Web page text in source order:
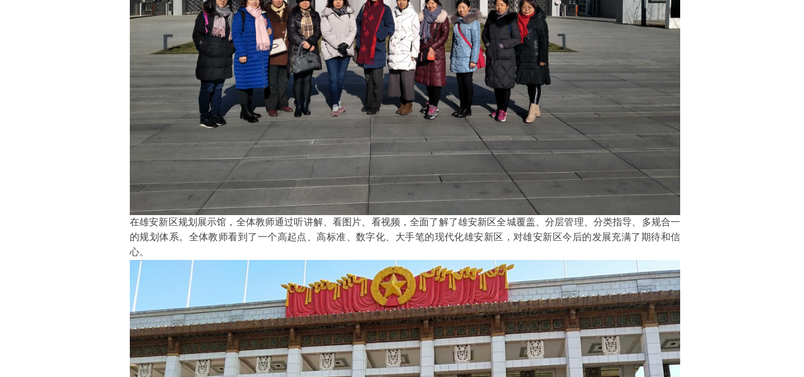
在雄安新区规划展示馆，全体教师通过听讲解、看图片、看视频，全面了解了雄安新区全城覆盖、分层管理、分类指导、多规合一
的规划体系。全体教师看到了一个高起点、高标准、数字化、大手笔的现代化雄安新区，对雄安新区今后的发展充满了期待和信
心。